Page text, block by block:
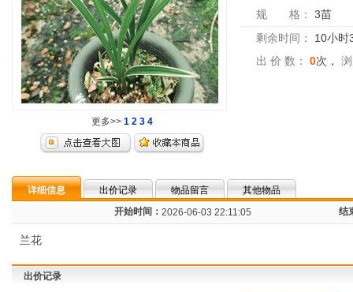
更多>> 1 2 3 4
规 格：
3苗
剩余时间：
10小时
出 价 数：
0次，
详细信息 出价记录 物品留言
其他物品
开始时间： 2026-06-03 22:11:05 结
兰花
出价记录